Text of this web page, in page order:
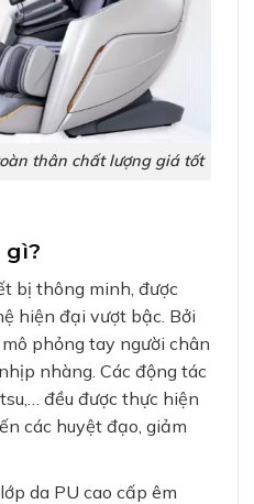
thân chất lượng giá tốt
gì?
bị thông minh, được
hiện đại vượt bậc. Bởi
phỏng tay người chân
nhàng. Các động tác
đều được thực hiện
các huyệt đạo, giảm
da PU cao cấp êm